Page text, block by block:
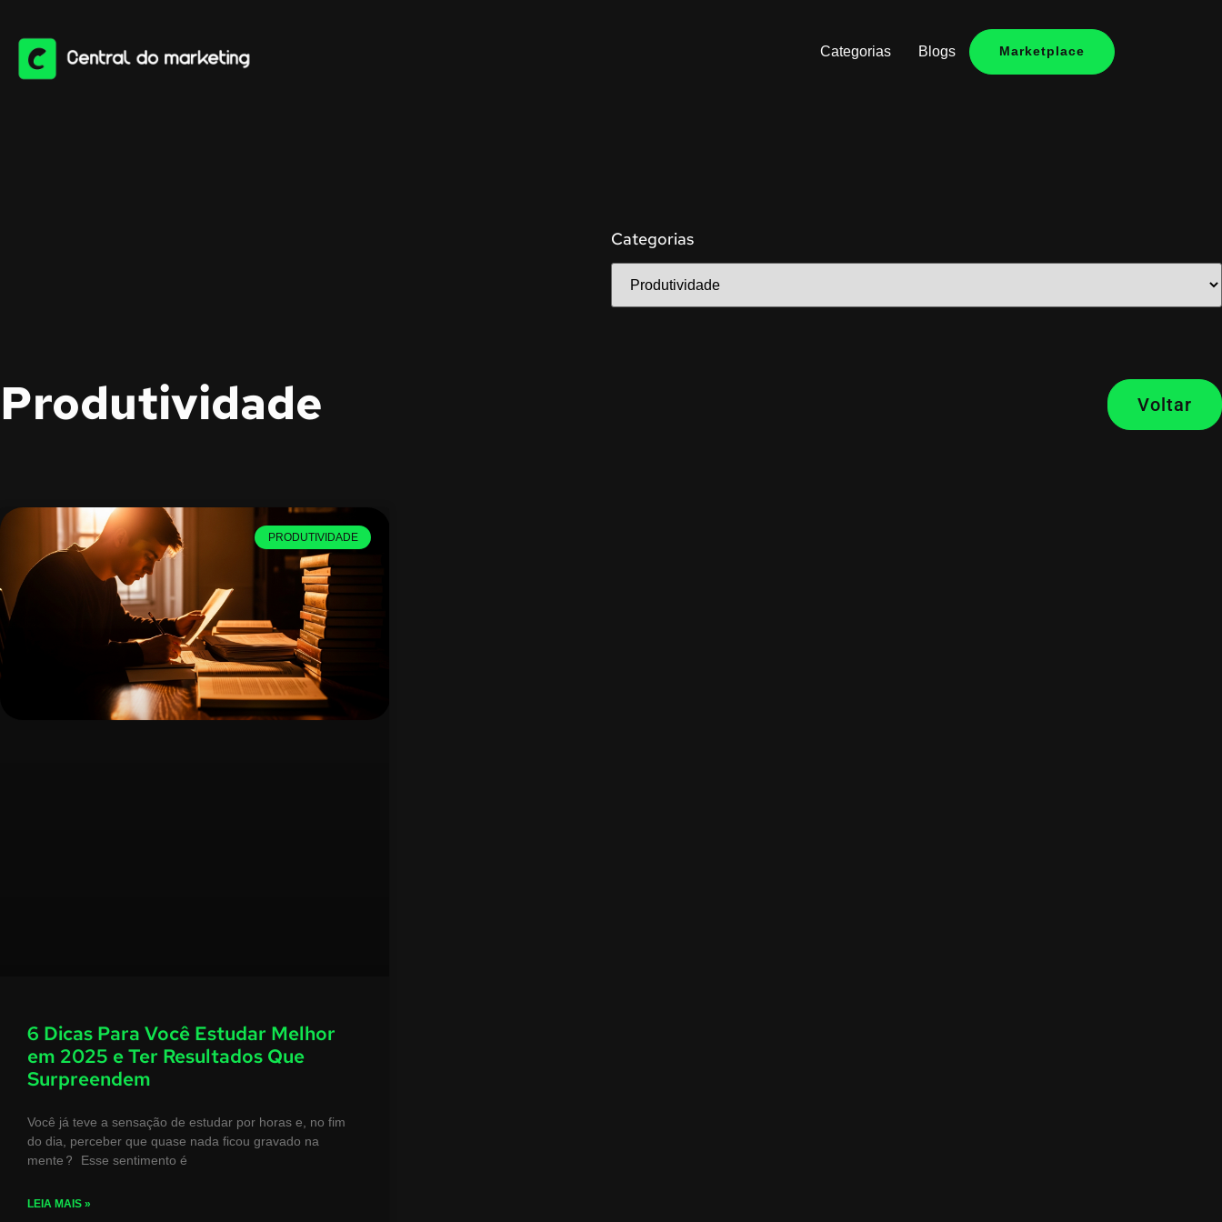
Categorias Blogs Marketplace
Categorias
Produtividade Voltar
PRODUTIVIDADE
6 Dicas Para Você Estudar Melhor
em 2025 e Ter Resultados Que
Surpreendem
Você já teve a sensação de estudar por horas e, no fim
do dia, perceber que quase nada ficou gravado na
mente? Esse sentimento é
LEIA MAIS »